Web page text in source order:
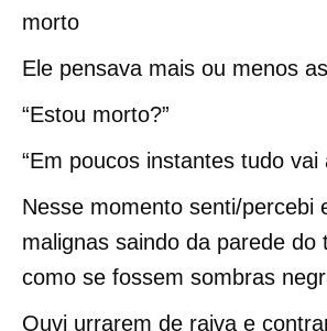
morto
Ele pensava mais ou menos
“Estou morto?”
“Em poucos instantes tudo vai
Nesse momento senti/percebi
malignas saindo da parede do
como se fossem sombras
Ouvi urrarem de raiva e